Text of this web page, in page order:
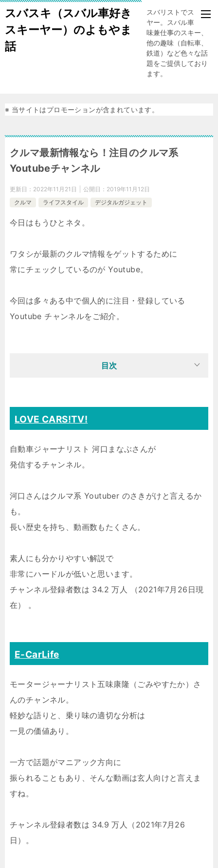
スバスキ（スバル車好き
スキーヤー）のよもやま
話
スバリストでスキー
ヤー。スバル車、趣
味兼仕事のスキー、
他の趣味（自転車、
鉄道）など色々な話
題をご提供しており
ます。
※ 当サイトはプロモーションが含まれています。
クルマ最新情報なら！注目のクルマ系
Youtubeチャンネル
更新日： 2022年11月21日 公開日： 2019年11月12日
クルマ
ライフスタイル デジタルガジェット
今日はもうひとネタ。
ワタシが最新のクルマ情報をゲットするために
常にチェックしているのが Youtube。
今回は多々ある中で個人的に注目・登録している
Youtube チャンネルをご紹介。
目次
LOVE CARS!TV!
自動車ジャーナリスト 河口まなぶさんが
発信するチャンネル。
河口さんはクルマ系 Youtuber のさきがけと言えるか
も。
長い歴史を持ち、動画数もたくさん。
素人にも分かりやすい解説で
非常にハードルが低いと思います。
チャンネル登録者数は 34.2 万人 （2021年7月26日現
在） 。
E-CarLife
モータージャーナリスト五味康隆（ごみやすたか）さ
んのチャンネル。
軽妙な語りと、乗り味の適切な分析は
一見の価値あり。
一方で話題がマニアック方向に
振られることもあり、そんな動画は玄人向けと言えま
すね。
チャンネル登録者数は 34.9 万人（2021年7月26
日）。